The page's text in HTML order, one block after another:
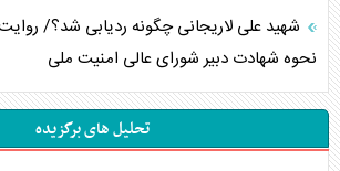
شهید علی لاریجانی چگونه ردیابی شد؟/
نحوه شهادت دبیر شورای عالی امنیت ملی
تحلیل های برگزیده